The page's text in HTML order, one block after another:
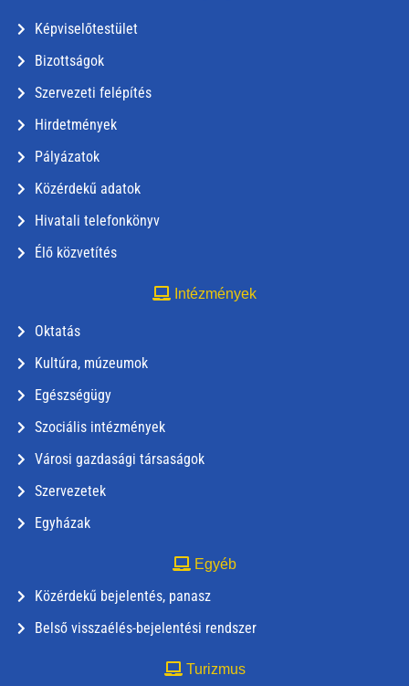
Képviselőtestület
Bizottságok
Szervezeti felépítés
Hirdetmények
Pályázatok
Közérdekű adatok
Hivatali telefonkönyv
Élő közvetítés
Intézmények
Oktatás
Kultúra, múzeumok
Egészségügy
Szociális intézmények
Városi gazdasági társaságok
Szervezetek
Egyházak
Egyéb
Közérdekű bejelentés, panasz
Belső visszaélés-bejelentési rendszer
Turizmus